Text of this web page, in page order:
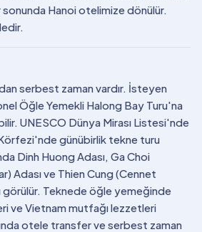
Hanoi otelimize dönülür.
serbest zaman vardır. İsteyen
Öğle Yemekli Halong Bay Turu'na
UNESCO Dünya Mirası Listesi'nde
günübirlik tekne turu
Dinh Huong Adası, Ga Choi
Adası ve Thien Cung (Cennet
görülür. Teknede öğle yemeğinde
ve Vietnam mutfağı lezzetleri
otele transfer ve serbest zaman